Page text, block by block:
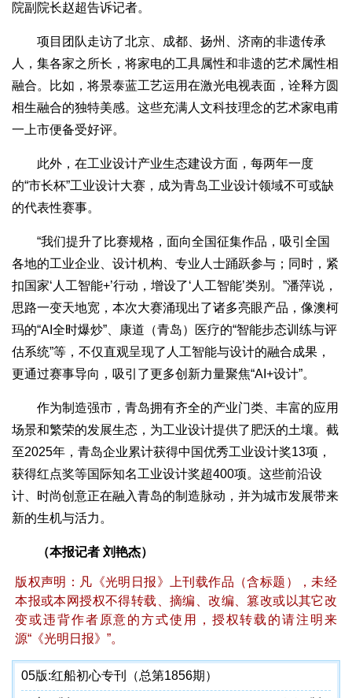
院副院长赵超告诉记者。
项目团队走访了北京、成都、扬州、济南的非遗传承
人，集各家之所长，将家电的工具属性和非遗的艺术属性相
融合。比如，将景泰蓝工艺运用在激光电视表面，诠释方圆
相生融合的独特美感。这些充满人文科技理念的艺术家电甫
一上市便备受好评。
此外，在工业设计产业生态建设方面，每两年一度
的“市长杯”工业设计大赛，成为青岛工业设计领域不可或缺
的代表性赛事。
“我们提升了比赛规格，面向全国征集作品，吸引全国
各地的工业企业、设计机构、专业人士踊跃参与；同时，紧
扣国家‘人工智能+’行动，增设了‘人工智能’类别。”潘萍说，
思路一变天地宽，本次大赛涌现出了诸多亮眼产品，像澳柯
玛的“AI全时爆炒”、康道（青岛）医疗的“智能步态训练与评
估系统”等，不仅直观呈现了人工智能与设计的融合成果，
更通过赛事导向，吸引了更多创新力量聚焦“AI+设计”。
作为制造强市，青岛拥有齐全的产业门类、丰富的应用
场景和繁荣的发展生态，为工业设计提供了肥沃的土壤。截
至2025年，青岛企业累计获得中国优秀工业设计奖13项，
获得红点奖等国际知名工业设计奖超400项。这些前沿设
计、时尚创意正在融入青岛的制造脉动，并为城市发展带来
新的生机与活力。
（本报记者 刘艳杰）
版权声明：凡《光明日报》上刊载作品（含标题），未经
本报或本网授权不得转载、摘编、改编、篡改或以其它改
变或违背作者原意的方式使用，授权转载的请注明来
源“《光明日报》”。
05版:红船初心专刊（总第1856期）